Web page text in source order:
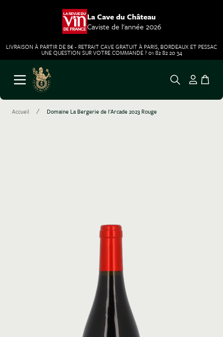
La Cave du Château
Caviste de l'année 2026
LIVRAISON À PARTIR DE 8€ - RETRAIT CAVE GRATUIT À PARIS, BORDEAUX ET PESSAC
UNE QUESTION SUR VOTRE COMMANDE ? 01 82 82 20 34
Aller au contenu
Ouvrir le menu
Accueil / Domaine La Bergerie de l'Arcade 2023 Rouge